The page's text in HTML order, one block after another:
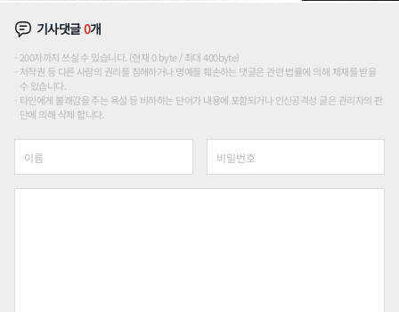
기사댓글0개
200자까지 쓰실 수 있습니다. (현재 0 byte / 최대 400byte)
저작권 등 다른 사람의 권리를 침해하거나 명예를 훼손하는 댓글은 관련 법률에 의해 제재를 받을
수 있습니다.
타인에게 불쾌감을 주는 욕설 등 비하하는 단어가 내용에 포함되거나 인신공격성 글은 관리자의 판
단에 의해 삭제 합니다.